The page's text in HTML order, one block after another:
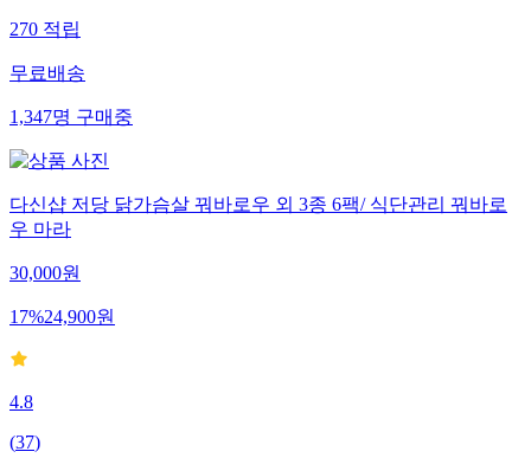
270적립
무료배송
1,347명구매중
다신샵 저당 닭가슴살 꿔바로우 외 3종 6팩/ 식단관리 꿔바로
우 마라
30,000원
17%24,900원
4.8
(37)